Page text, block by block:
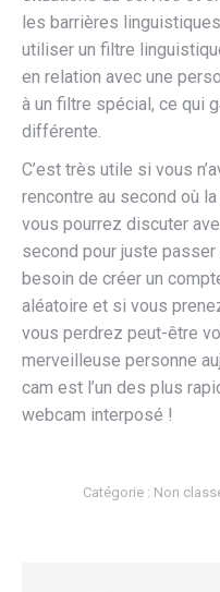
les barrières
utiliser un filtre
en relation avec une
à un filtre spécial, ce qui
différente.
C’est très utile si vous
rencontre au second où
vous pourrez discuter
second pour juste
besoin de créer un
aléatoire et si vous
vous perdrez peut-être
merveilleuse personne
cam est l’un des plus
webcam interposé !
Catégorie : Non